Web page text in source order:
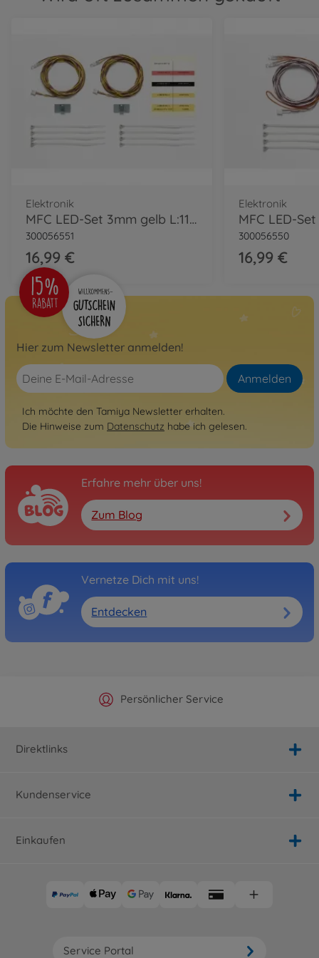
Elektronik
MFC LED-Set 3mm gelb L:1100mm
300056551
16,99 €
Elektronik
300056550
16,99 €
Hier zum Newsletter anmelden!
Anmelden
Ich möchte den Tamiya Newsletter erhalten.
Die Hinweise zum Datenschutz habe ich gelesen.
Erfahre mehr über uns!
Zum Blog
Vernetze Dich mit uns!
Entdecken
Offizieller Hersteller Shop
Persönlicher Service
Versandkostenfrei ab 25€
Schnelle Lieferung
Direktlinks
Kundenservice
Einkaufen
Service Portal